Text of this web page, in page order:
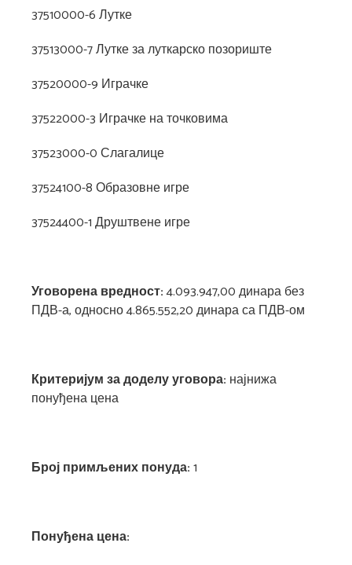
37510000-6 Лутке
37513000-7 Лутке за луткарско позориште
37520000-9 Играчке
37522000-3 Играчке на точковима
37523000-0 Слагалице
37524100-8 Образовне игре
37524400-1 Друштвене игре
Уговоренавредност:4.093.947,00 динара без
ПДВ-а, односно 4.865.552,20 динара са ПДВ-ом
Критеријум за доделу уговора: најнижа
понуђена цена
Број примљених понуда:1
Понуђена цена: